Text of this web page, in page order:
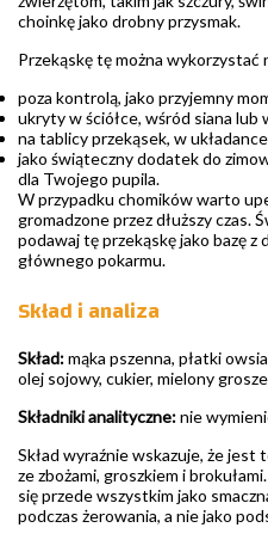
choinkę jako drobny przysmak.
Przekąskę tę można wykorzystać
poza kontrolą, jako przyjemny
ukryty w ściółce, wśród siana lub
na tablicy przekąsek, w
jako świąteczny dodatek do
dla Twojego pupila.
W przypadku chomików warto
gromadzone przez dłuższy czas.
podawaj tę przekąskę jako bazę
głównego pokarmu.
Skład i analiza
Skład:mąka pszenna, płatki
olej sojowy, cukier, mielony
Składniki analityczne:nie
Skład wyraźnie wskazuje, że jest
ze zbożami, groszkiem i
się przede wszystkim jako
podczas żerowania, a nie jako